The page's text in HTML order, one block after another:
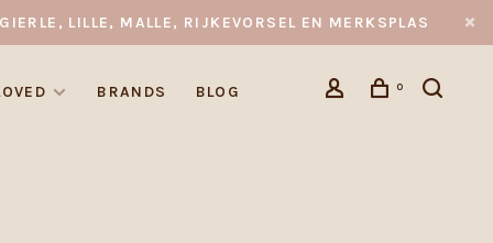
LILLE, MALLE, RIJKEVORSEL EN MERKSPLAS
BRANDS BLOG 0